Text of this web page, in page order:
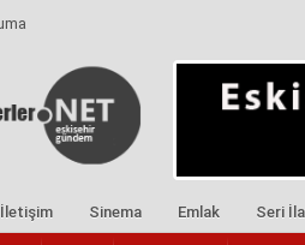
İletişim Sinema Emlak Seri